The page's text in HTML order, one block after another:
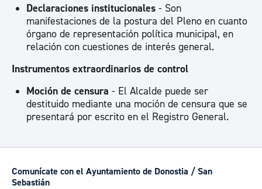
Declaraciones institucionales - Son
manifestaciones de la postura del Pleno en cuanto
órgano de representación política municipal, en
relación con cuestiones de interés general.
Instrumentos extraordinarios de control
Moción de censura - El Alcalde puede ser
destituido mediante una moción de censura que se
presentará por escrito en el Registro General.
Comunícate con el Ayuntamiento de Donostia / San
Sebastián